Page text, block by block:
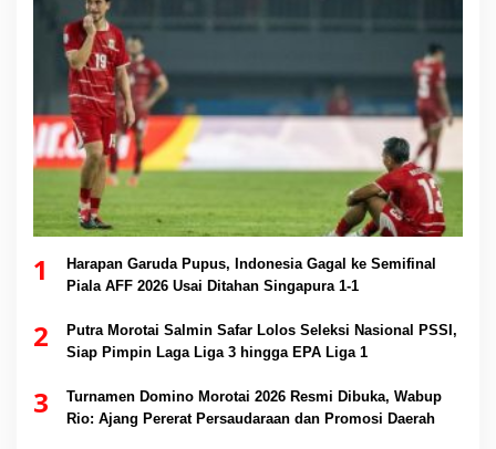
1
Harapan Garuda Pupus, Indonesia Gagal ke Semifinal
Piala AFF 2026 Usai Ditahan Singapura 1-1
2
Putra Morotai Salmin Safar Lolos Seleksi Nasional PSSI,
Siap Pimpin Laga Liga 3 hingga EPA Liga 1
3
Turnamen Domino Morotai 2026 Resmi Dibuka, Wabup
Rio: Ajang Pererat Persaudaraan dan Promosi Daerah